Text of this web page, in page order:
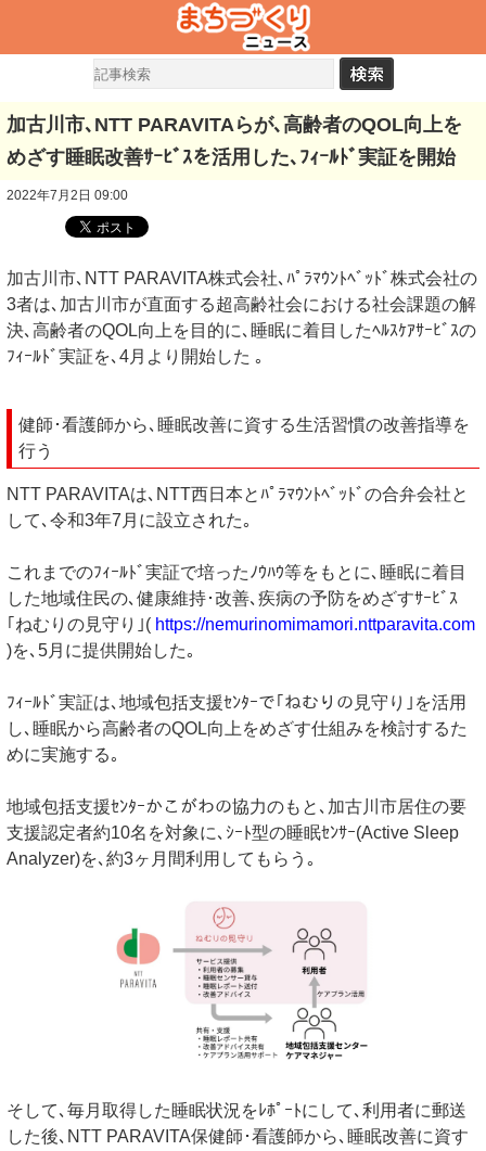
加古川市､NTT PARAVITAらが､高齢者のQOL向上を
めざす睡眠改善ｻｰﾋﾞｽを活用した､ﾌｨｰﾙﾄﾞ実証を開始
2022年7月2日 09:00
加古川市､NTT PARAVITA株式会社､ﾊﾟﾗﾏｳﾝﾄﾍﾞｯﾄﾞ株式会社の
3者は､加古川市が直面する超高齢社会における社会課題の解
決､高齢者のQOL向上を目的に､睡眠に着目したﾍﾙｽｹｱｻｰﾋﾞｽの
ﾌｨｰﾙﾄﾞ実証を､4月より開始した ｡
健師･看護師から､睡眠改善に資する生活習慣の改善指導を
行う
NTT PARAVITAは､NTT西日本とﾊﾟﾗﾏｳﾝﾄﾍﾞｯﾄﾞの合弁会社と
して､令和3年7月に設立された｡
これまでのﾌｨｰﾙﾄﾞ実証で培ったﾉｳﾊｳ等をもとに､睡眠に着目
した地域住民の､健康維持･改善､疾病の予防をめざすｻｰﾋﾞｽ
｢ねむりの見守り｣( https://nemurinomimamori.nttparavita.com
)を､5月に提供開始した｡
ﾌｨｰﾙﾄﾞ実証は､地域包括支援ｾﾝﾀｰで｢ねむりの見守り｣を活用
し､睡眠から高齢者のQOL向上をめざす仕組みを検討するた
めに実施する｡
地域包括支援ｾﾝﾀｰかこがわの協力のもと､加古川市居住の要
支援認定者約10名を対象に､ｼｰﾄ型の睡眠ｾﾝｻｰ(Active Sleep
Analyzer)を､約3ヶ月間利用してもらう｡
そして､毎月取得した睡眠状況をﾚﾎﾟｰﾄにして､利用者に郵送
した後､NTT PARAVITA保健師･看護師から､睡眠改善に資す